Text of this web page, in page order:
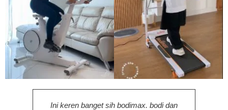
Ini keren banget sih bodimax. bodi dan